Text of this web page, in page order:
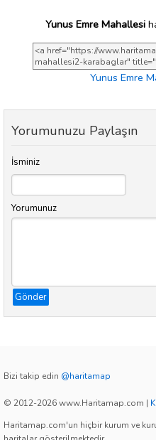
Yunus Emre Mahallesi
Yunus Emre
Yorumunuzu Paylaşın
İsminiz
Yorumunuz
Gönder
Bizi takip edin @haritamap
© 2012-2026 www.Haritamap.com |
Haritamap.com'un hiçbir kurum ve